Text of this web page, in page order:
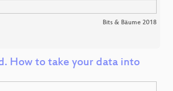
Bits & Bäume 2018
How to take your data into